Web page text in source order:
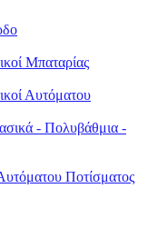
Μπαταρίας
Αυτόματου
- Πολυβάθμια -
Ποτίσματος